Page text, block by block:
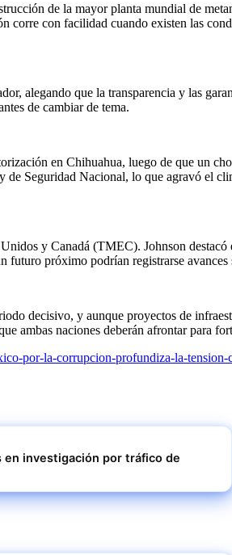
de la mayor planta mundial de
corre con facilidad cuando existen las
alegando que la transparencia y las
de cambiar de tema.
en Chihuahua, luego de que un
Seguridad Nacional, lo que agravó el
y Canadá (TMEC). Johnson destacó
próximo podrían registrarse
decisivo, y aunque proyectos de
ambas naciones deberán afrontar para
por-la-corrupcion-profundiza-la-
en investigación por tráfico de